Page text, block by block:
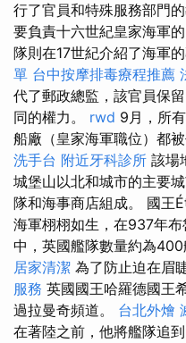
行了官員和特殊服務部門
要負責十六世紀皇家海軍
隊則在17世紀介紹了海軍的
單 台中按摩排毒療程推薦
代了郵政總監，該官員保
同的權力。 rwd 9月，所
船廠（皇家海軍職位）都
洗手台 附近牙科診所 該場
城堡山以北和城市的主要
隊和海事商店組成。 國王
海軍栩栩如生，在937年
中，英國艦隊數量約為400
居家清潔 為了防止迫在眉
服務 英國國王哈羅德國王
過拉曼奇頻道。 台北外燴
在著陸之前，他將艦隊追